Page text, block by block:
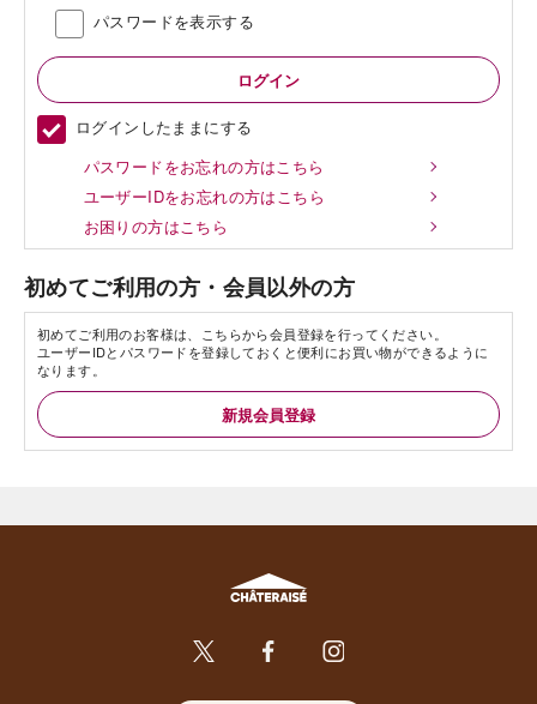
パスワードを表示する
ログインしたままにする
パスワードをお忘れの方はこちら
ユーザーIDをお忘れの方はこちら
お困りの方はこちら
初めてご利用の方・会員以外の方
初めてご利用のお客様は、こちらから会員登録を行ってください。
ユーザーIDとパスワードを登録しておくと便利にお買い物ができるように
なります。